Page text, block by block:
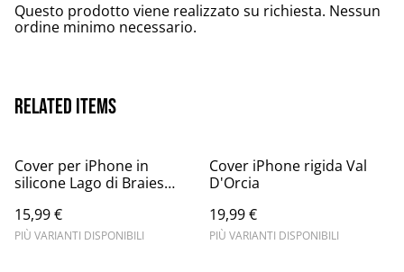
Questo prodotto viene realizzato su richiesta. Nessun
ordine minimo necessario.
Related items
Cover per iPhone in
silicone Lago di Braies
15,99 €
PIÙ VARIANTI DISPONIBILI
Cover iPhone rigida Val
D'Orcia
19,99 €
PIÙ VARIANTI DISPONIBILI